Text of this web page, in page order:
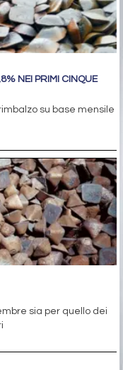
NEI PRIMI CINQUE
su base mensile
sia per quello dei